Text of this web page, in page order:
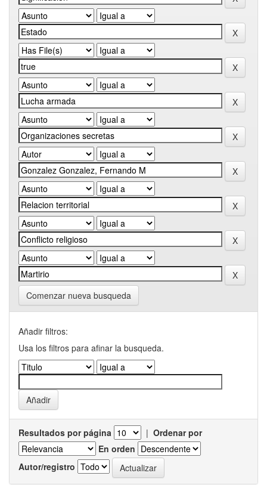
Comenzar nueva busqueda
Añadir filtros:
Usa los filtros para afinar la busqueda.
Resultados por página | Ordenar por
En orden
Autor/registro